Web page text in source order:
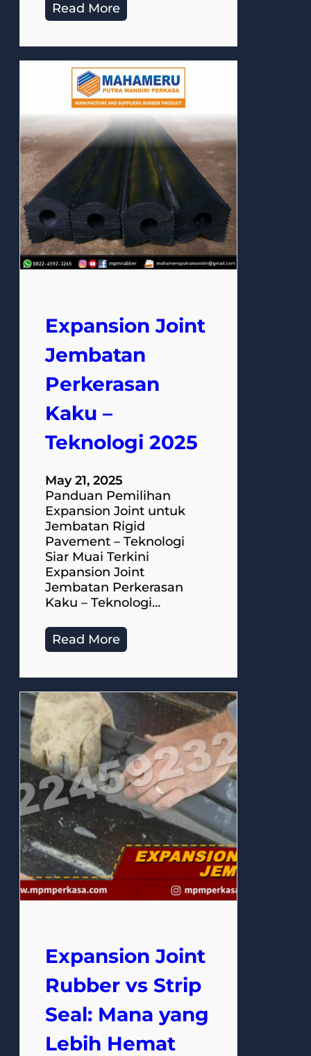
Read More
Expansion Joint
Jembatan
Perkerasan
Kaku –
Teknologi 2025
May 21, 2025
Panduan Pemilihan
Expansion Joint untuk
Jembatan Rigid
Pavement – Teknologi
Siar Muai Terkini
Expansion Joint
Jembatan Perkerasan
Kaku – Teknologi…
Read More
Expansion Joint
Rubber vs Strip
Seal: Mana yang
Lebih Hemat